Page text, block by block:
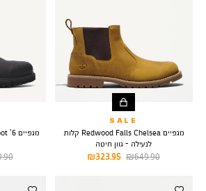
SALE
מגפיים Redwood Falls Chelsea קלות
לנעילה - גוון חיטה
מחיר
323.95 ₪
מחיר
649.90 ₪
₪